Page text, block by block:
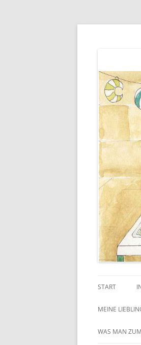
START
MEINE
MEINE KOCH-
WAS MAN